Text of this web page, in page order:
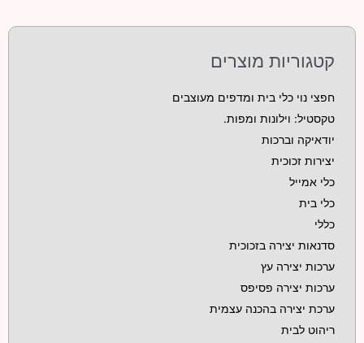
קטגוריות מוצרים
חפצי נוי כלי בית ומדפים מעוצבים
טקסטיל: וילונות ומפות.
יודאיקה וברכות
יצירות זכוכית
כלי אמייל
כלי בית
כללי
סדנאות יצירה בזכוכית
ערכות יצירה עץ
ערכות יצירה פסיפס
ערכת יצירה בהכנה עצמית
ריהוט לבית